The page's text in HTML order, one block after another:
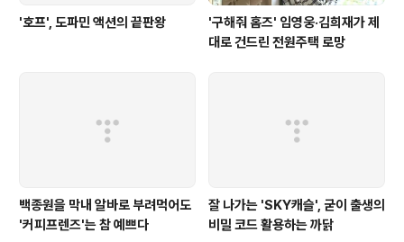
'호프', 도파민 액션의 끝판왕
'구해줘 홈즈' 임영웅·김희재가 제
대로 건드린 전원주택 로망
백종원을 막내 알바로 부려먹어도
'커피프렌즈'는 참 예쁘다
잘 나가는 'SKY캐슬', 굳이 출생의
비밀 코드 활용하는 까닭